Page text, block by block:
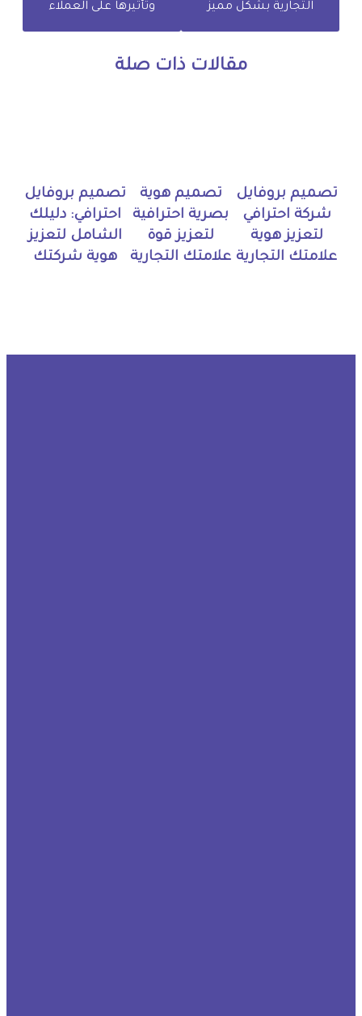
التجارية بشكل مميز
وتأثيرها على العملاء
مقالات ذات صلة
تصميم بروفايل
شركة احترافي
لتعزيز هوية
علامتك التجارية
تصميم هوية
بصرية احترافية
لتعزيز قوة
علامتك التجارية
تصميم بروفايل
احترافي: دليلك
الشامل لتعزيز
هوية شركتك